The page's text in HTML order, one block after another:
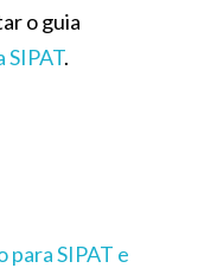
o guia
SIPAT.
para SIPAT e